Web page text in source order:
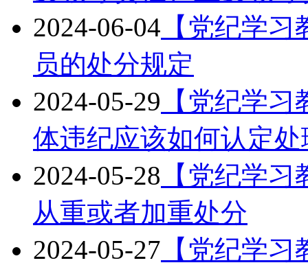
2024-06-04 【党纪学
员的处分规定
2024-05-29 【党纪学
体违纪应该如何认定处
2024-05-28 【党纪学
从重或者加重处分
2024-05-27 【党纪学